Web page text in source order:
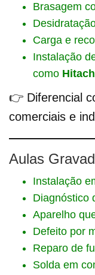
Brasagem
Carga e
Instalação
como
👉 Diferencial
comerciais e
Aulas
Instalação
Diagnóstico
Aparelho
Defeito por
Reparo de
Solda em